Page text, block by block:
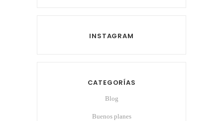
INSTAGRAM
CATEGORÍAS
Blog
Buenos planes